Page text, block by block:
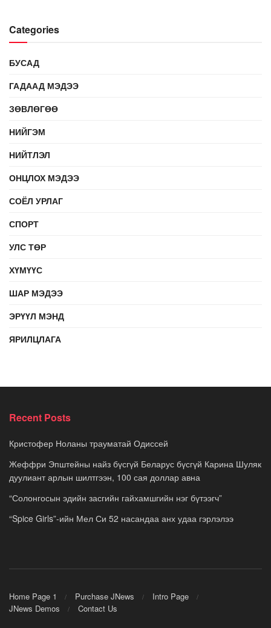
Categories
БУСАД
ГАДААД МЭДЭЭ
ЗӨВЛӨГӨӨ
НИЙГЭМ
НИЙТЛЭЛ
ОНЦЛОХ МЭДЭЭ
СОЁЛ УРЛАГ
СПОРТ
УЛС ТӨР
ХҮМҮҮС
ШАР МЭДЭЭ
ЭРҮҮЛ МЭНД
ЯРИЛЦЛАГА
Recent Posts
Кристофер Ноланы трауматай Одиссей
Жеффри Эпштейны найз бүсгүй Беларус бүсгүй Карина Шуляк
дуулиант арлын шилтгээн, 100 сая доллар авна
“Солонгосын эдийн засгийн гайхамшгийн нэг бүтээгч”
“Spice Girls”-ийн Мел Си 52 насандаа анх удаа гэрлэлээ
Home Page 1 Purchase JNews
Intro Page
JNews Demos
Contact Us